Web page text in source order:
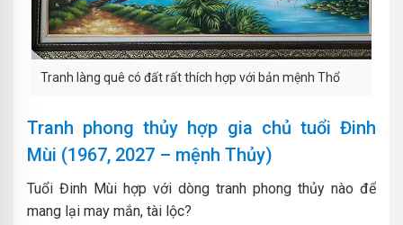
Tranh làng quê có đất rất thích hợp với bản mệnh Thổ
Tranh phong thủy hợp gia chủ tuổi Đinh
Mùi (1967, 2027 – mệnh Thủy)
Tuổi Đinh Mùi hợp với dòng tranh phong thủy nào để
mang lại may mắn, tài lộc?